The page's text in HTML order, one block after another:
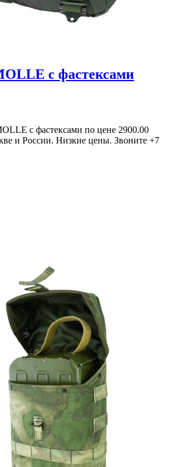
с фастексами
с фастексами по цене 2900.00
и России. Низкие цены. Звоните +7